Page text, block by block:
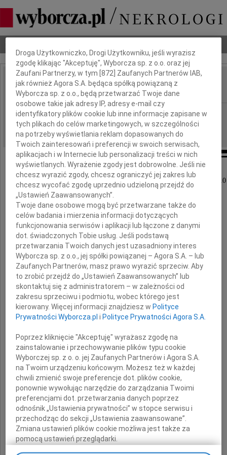
IMIĘ I NAZWISKO: Tomasz Mituta
REGION: Katowice
DATA EMISJI: 19.03.2010
Z głębokim żalem żegnamy zmarłego 16 marca
Tomasza Mitutę
Rodzinie
składamy
wyrazy głębokiego współczucia
Zarząd i pracownicy
Fiat Bank Polska S.A.
oraz
FGA Leasing Polska Sp. z o.o.
Dbamy o Twoją prywatność
Droga Użytkowniczko, Drogi Użytkowniku, jeśli wyrazisz
zgodę klikając "Akceptuję", Wyborcza sp. z o.o. oraz jej
Zaufani Partnerzy, w tym [872] Zaufanych Partnerów IAB,
jak również Agora S.A. będąca spółką powiązaną z
Wyborcza sp. z o.o., będą przetwarzać Twoje dane
osobowe takie jak adresy IP, adresy e-mail czy
identyfikatory plików cookie lub inne informacje zapisane w
tych plikach do celów marketingowych, w szczególności
na potrzeby wyświetlania reklam dopasowanych do
Twoich zainteresowań i preferencji w swoich serwisach,
aplikacjach i w Internecie lub personalizacji treści w nich
wyświetlanych. Wyrażenie zgody jest dobrowolne. Jeśli nie
chcesz wyrazić zgody, chcesz ograniczyć jej zakres lub
chcesz wycofać zgodę uprzednio udzieloną przejdź do
„Ustawień Zaawansowanych”.
Twoje dane osobowe mogą być przetwarzane także do
celów badania i mierzenia informacji dotyczących
funkcjonowania serwisów i aplikacji lub łączone z danymi
dot. świadczonych Tobie usług. Jeśli podstawą
przetwarzania Twoich danych jest uzasadniony interes
Wyborcza sp. z o.o., jej spółki powiązanej – Agora S.A. – lub
Zaufanych Partnerów, masz prawo wyrazić sprzeciw. Aby
to zrobić przejdź do „Ustawień Zaawansowanych” lub
skontaktuj się z administratorem – w zależności od
zakresu sprzeciwu i podmiotu, wobec którego jest
kierowany. Więcej informacji znajdziesz wPolityce
Prywatności Wyborcza.pl iPolityce Prywatności Agora S.A.
Poprzez kliknięcie "Akceptuję" wyrażasz zgodę na
zainstalowanie i przechowywanie plików typu cookie
Wyborczej sp. z o. o. jej Zaufanych Partnerów i Agora S.A.
na Twoim urządzeniu końcowym. Możesz też w każdej
chwili zmienić swoje preferencje dot. plików cookie,
ponownie wywołując narzędzie do zarządzania Twoimi
preferencjami dot. przetwarzania danych poprzez
odnośnik „Ustawienia prywatności” w stopce serwisu i
przechodząc do sekcji „Ustawienia zaawansowane”.
Zmiana ustawień plików cookie możliwa jest także za
pomocą ustawień przeglądarki.